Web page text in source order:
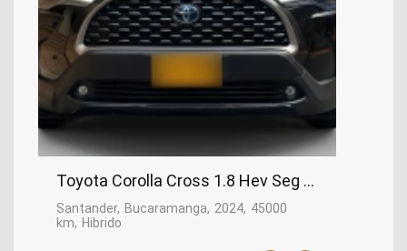
Toyota Corolla Cross 1.8 Hev Seg Cvt, 2024
Santander Bucaramanga 2024 45000
km
Hibrido